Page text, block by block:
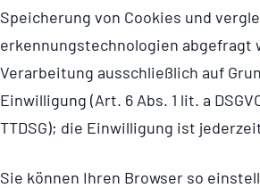
Speicherung von Cookies und
erken­nungs­tech­no­lo­gien abgefragt
Verarbeitung ausschließlich auf
Einwilligung (Art. 6 Abs. 1 lit. a
TTDSG); die Einwilligung ist
Sie können Ihren Browser so